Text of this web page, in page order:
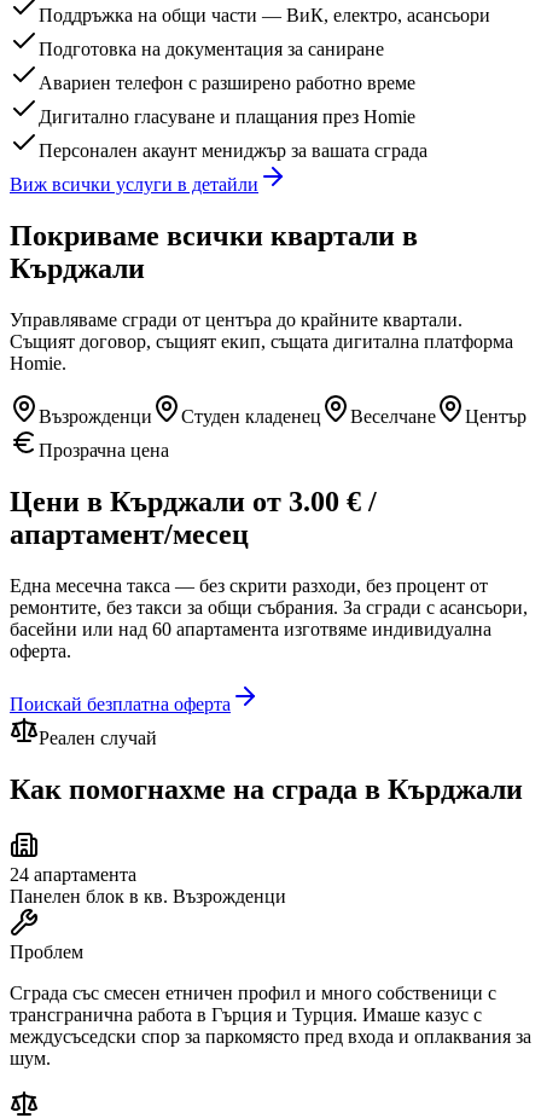
Поддръжка на общи части — ВиК, електро, асансьори
Подготовка на документация за саниране
Авариен телефон с разширено работно време
Дигитално гласуване и плащания през Homie
Персонален акаунт мениджър за вашата сграда
Виж всички услуги в детайли
Покриваме всички квартали в
Кърджали
Управляваме сгради от центъра до крайните квартали.
Същият договор, същият екип, същата дигитална платформа
Homie.
Възрожденци Студен кладенец Веселчане
Център
Прозрачна цена
Цени в Кърджали от 3.00 € /
апартамент/месец
Една месечна такса — без скрити разходи, без процент от
ремонтите, без такси за общи събрания. За сгради с асансьори,
басейни или над 60 апартамента изготвяме индивидуална
оферта.
Поискай безплатна оферта
Реален случай
Как помогнахме на сграда в Кърджали
24 апартамента
Панелен блок в кв. Възрожденци
Проблем
Сграда със смесен етничен профил и много собственици с
трансгранична работа в Гърция и Турция. Имаше казус с
междусъседски спор за паркомясто пред входа и оплаквания за
шум.